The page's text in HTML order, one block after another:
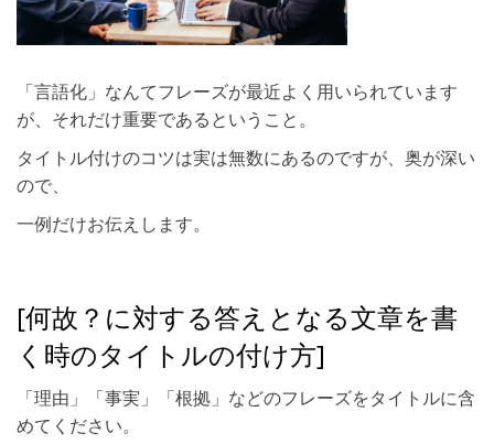
「言語化」なんてフレーズが最近よく用いられています
が、それだけ重要であるということ。
タイトル付けのコツは実は無数にあるのですが、奥が深い
ので、
一例だけお伝えします。
[何故？に対する答えとなる文章を書
く時のタイトルの付け方]
「理由」「事実」「根拠」などのフレーズをタイトルに含
めてください。